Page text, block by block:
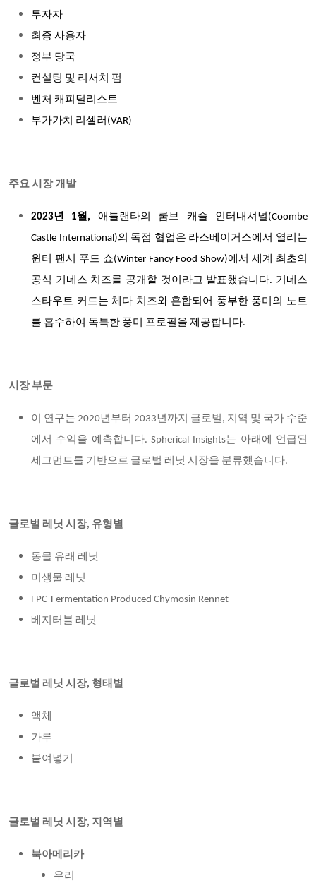
투자자
최종 사용자
정부 당국
컨설팅 및 리서치 펌
벤처 캐피털리스트
부가가치 리셀러(VAR)
주요 시장 개발
2023년 1월, 애틀랜타의 쿰브 캐슬 인터내셔널(Coombe
Castle International)의 독점 협업은 라스베이거스에서 열리는
윈터 팬시 푸드 쇼(Winter Fancy Food Show)에서 세계 최초의
공식 기네스 치즈를 공개할 것이라고 발표했습니다. 기네스
스타우트 커드는 체다 치즈와 혼합되어 풍부한 풍미의 노트
를 흡수하여 독특한 풍미 프로필을 제공합니다.
시장 부문
이 연구는 2020년부터 2033년까지 글로벌, 지역 및 국가 수준
에서 수익을 예측합니다. Spherical Insights는 아래에 언급된
세그먼트를 기반으로 글로벌 레닛 시장을 분류했습니다.
글로벌 레닛 시장, 유형별
동물 유래 레닛
미생물 레닛
FPC-Fermentation Produced Chymosin Rennet
베지터블 레닛
글로벌 레닛 시장, 형태별
액체
가루
붙여넣기
글로벌 레닛 시장, 지역별
북아메리카
우리